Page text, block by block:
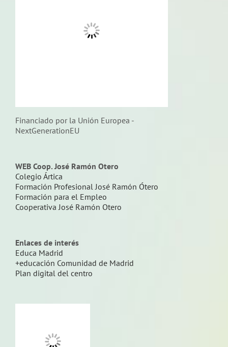
Financiado por la Unión Europea -
NextGenerationEU
WEB Coop. José Ramón Otero
Colegio Ártica
Formación Profesional José Ramón Ótero
Formación para el Empleo
Cooperativa José Ramón Otero
Enlaces de interés
Educa Madrid
+educación Comunidad de Madrid
Plan digital del centro